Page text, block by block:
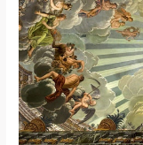
Hockney